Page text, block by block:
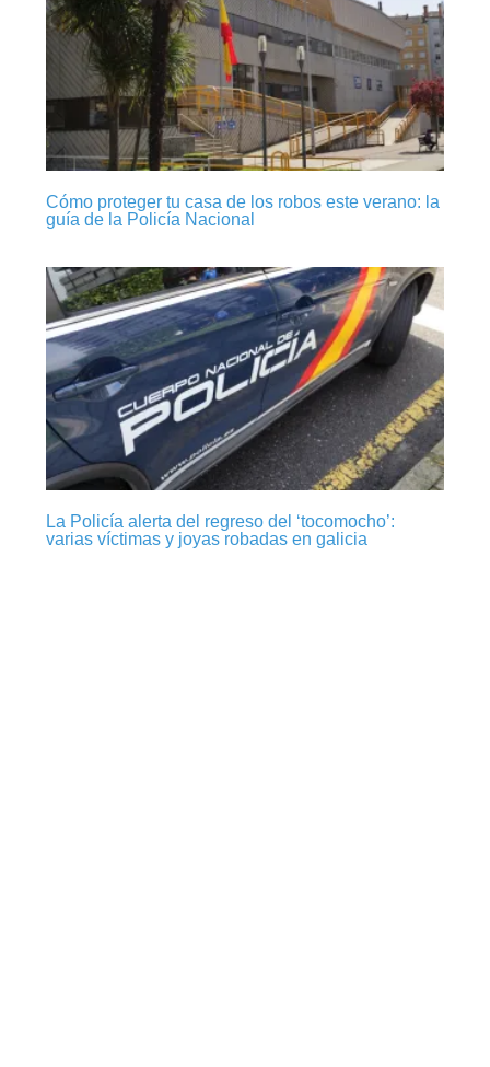
Cómo proteger tu casa de los robos este verano: la
guía de la Policía Nacional
La Policía alerta del regreso del ‘tocomocho’:
varias víctimas y joyas robadas en galicia